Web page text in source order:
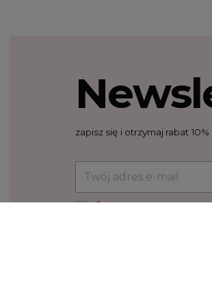
zapisz się i otrzymaj rabat
*Akceptuję ogólne